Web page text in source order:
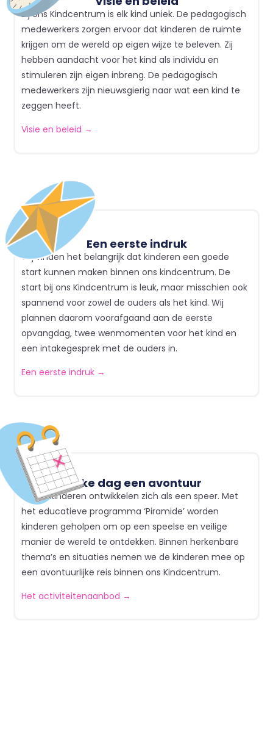
Bij ons Kindcentrum is elk kind uniek. De pedagogisch
medewerkers zorgen ervoor dat kinderen de ruimte
krijgen om de wereld op eigen wijze te beleven. Zij
hebben aandacht voor het kind als individu en
stimuleren zijn eigen inbreng. De pedagogisch
medewerkers zijn nieuwsgierig naar wat een kind te
zeggen heeft.
Visie en beleid →
Een eerste indruk
Wij vinden het belangrijk dat kinderen een goede
start kunnen maken binnen ons kindcentrum. De
start bij ons Kindcentrum is leuk, maar misschien ook
spannend voor zowel de ouders als het kind. Wij
plannen daarom voorafgaand aan de eerste
opvangdag, twee wenmomenten voor het kind en
een intakegesprek met de ouders in.
Een eerste indruk →
Elke dag een avontuur
Jonge kinderen ontwikkelen zich als een speer. Met
het educatieve programma ‘Piramide’ worden
kinderen geholpen om op een speelse en veilige
manier de wereld te ontdekken. Binnen herkenbare
thema’s en situaties nemen we de kinderen mee op
een avontuurlijke reis binnen ons Kindcentrum.
Het activiteitenaanbod →